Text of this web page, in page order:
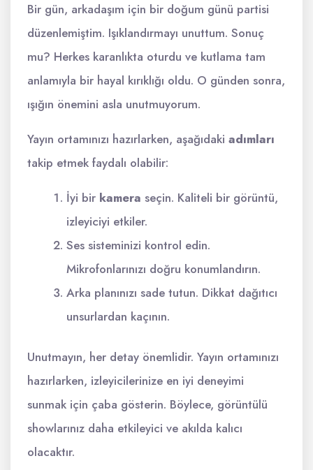
Bir gün, arkadaşım için bir doğum günü partisi
düzenlemiştim. Işıklandırmayı unuttum. Sonuç
mu? Herkes karanlıkta oturdu ve kutlama tam
anlamıyla bir hayal kırıklığı oldu. O günden sonra,
ışığın önemini asla unutmuyorum.
Yayın ortamınızı hazırlarken, aşağıdaki adımları
takip etmek faydalı olabilir:
İyi bir kamera seçin. Kaliteli bir görüntü,
izleyiciyi etkiler.
Ses sisteminizi kontrol edin.
Mikrofonlarınızı doğru konumlandırın.
Arka planınızı sade tutun. Dikkat dağıtıcı
unsurlardan kaçının.
Unutmayın, her detay önemlidir. Yayın ortamınızı
hazırlarken, izleyicilerinize en iyi deneyimi
sunmak için çaba gösterin. Böylece, görüntülü
showlarınız daha etkileyici ve akılda kalıcı
olacaktır.